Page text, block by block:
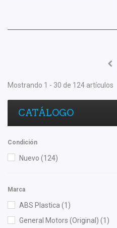
Mostrando 1 - 30 de 124 artículos
CATÁLOGO
Condición
Nuevo (124)
Marca
ABS Plastica (1)
General Motors (Original) (1)